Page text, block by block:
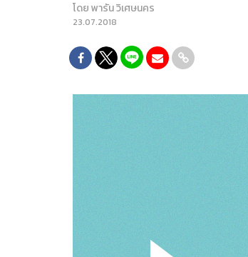
โดยพารัน วิเศษนคร
23.07.2018